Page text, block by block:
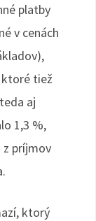
platby
v cenách
ktoré tiež
aj
1,3 %,
z príjmov
ktorý